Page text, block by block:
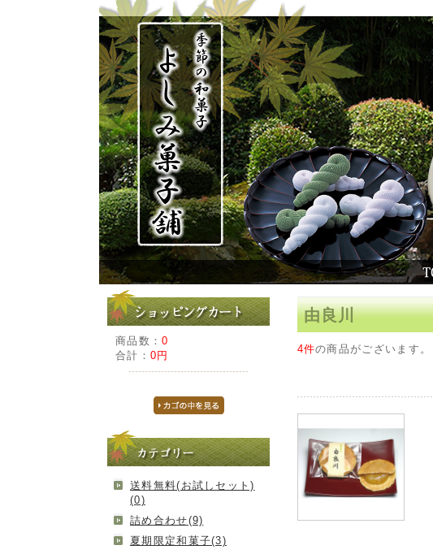
商品数：0
合計： 0円
送料無料(お試しセット)
(0)
詰め合わせ(9)
夏期限定和菓子(3)
由良川
4件の商品がございます。